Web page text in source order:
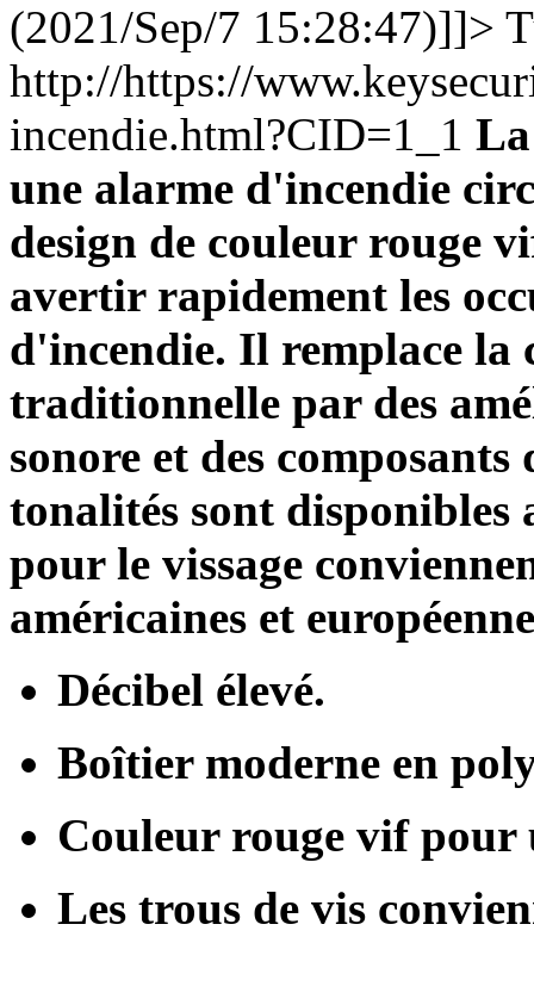
(2021/Sep/7 15:28:47)]]>
http://https://
incendie.html?CID=1_1
une alarme d'incendie
design de couleur rouge
avertir rapidement les
d'incendie. Il remplace la
traditionnelle par des
sonore et des
tonalités sont disponibles
pour le vissage
américaines et
Décibel élevé.
Boîtier moderne en
Couleur rouge vif
Les trous de vis